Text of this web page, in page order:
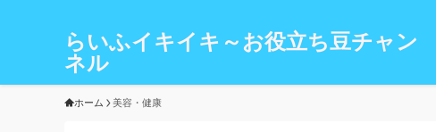
らいふイキイキ～お役立ち豆チャン
ネル
ホーム 美容・健康